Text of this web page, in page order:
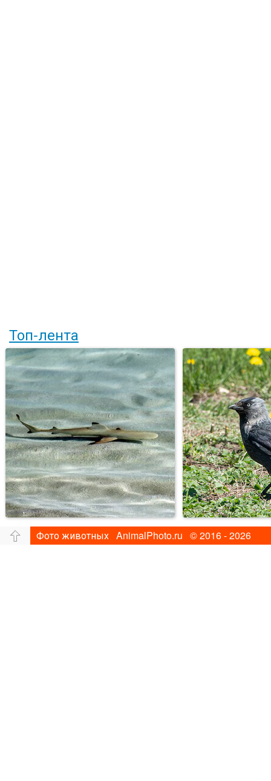
Топ-лента
Фото животных AnimalPhoto.ru © 2016 - 2026